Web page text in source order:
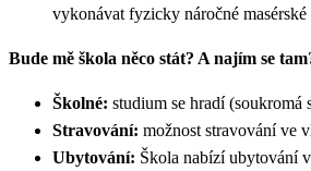
vykonávat fyzicky náročné masérské
Bude mě škola něco stát? A najím se
Školné: studium se hradí (soukromá
Stravování: možnost stravování ve
Ubytování: Škola nabízí ubytování